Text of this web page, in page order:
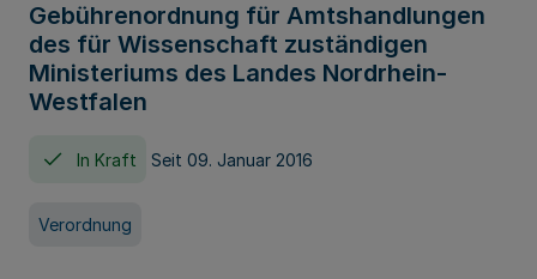
Gebührenordnung für Amtshandlungen
des für Wissenschaft zuständigen
Ministeriums des Landes Nordrhein-
Westfalen
In Kraft Seit 09. Januar 2016
Verordnung